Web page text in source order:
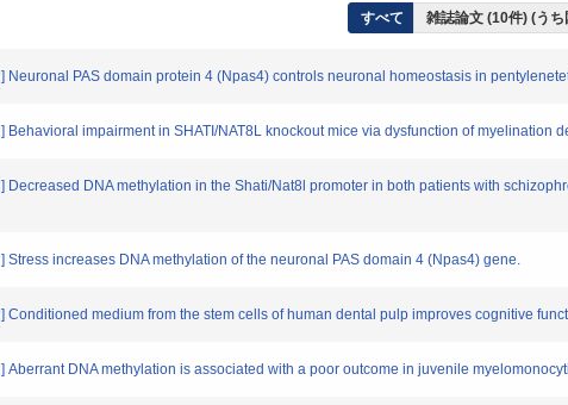
すべて 雑誌論文 (10件) (う
] Neuronal PAS domain protein 4 (Npas4) controls neuronal homeostasis in
] Behavioral impairment in SHATI/NAT8L knockout mice via dysfunction of myelination
] Decreased DNA methylation in the Shati/Nat8l promoter in both patients with
] Stress increases DNA methylation of the neuronal PAS domain 4 (Npas4) gene.
] Conditioned medium from the stem cells of human dental pulp improves cognitive
] Aberrant DNA methylation is associated with a poor outcome in juvenile